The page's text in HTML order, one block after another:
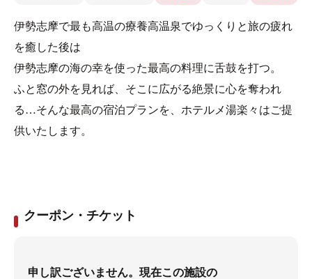
伊勢志摩で最も高温の療養高温泉でゆっくりと旅の疲れ
を癒した後は
伊勢志摩の海の幸を使った最高の料理に舌鼓を打つ。
ふと窓の外を見れば、そこに広がる絶景に心を奪われ
る…そんな最高の宿泊プランを、ホテルメ湯楽々はご提
供いたします。
クーポン・チケット
申し訳ございません。現在この施設の